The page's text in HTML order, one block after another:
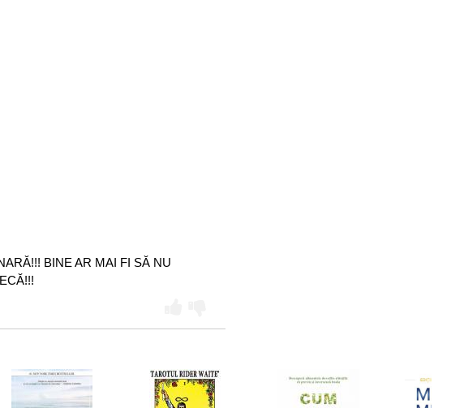
BINE AR MAI FI SĂ NU